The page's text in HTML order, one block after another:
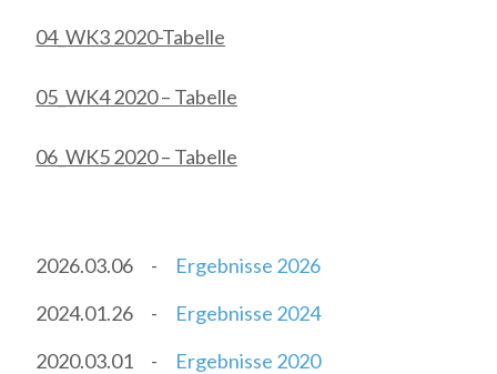
04_WK3 2020-Tabelle
05_WK4 2020 – Tabelle
06_WK5 2020 – Tabelle
2026.03.06 -
Ergebnisse 2026
2024.01.26
-
Ergebnisse 2024
2020.03.01
-
Ergebnisse 2020